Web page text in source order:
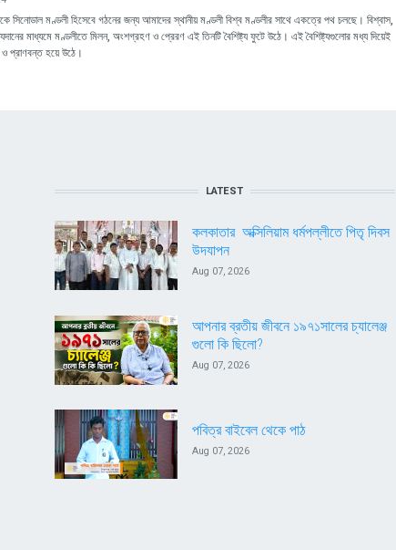
সিনোডাল মণ্ডলী হিসেবে গঠনের জন্য আমাদের স্থানীয় মণ্ডলী বিশ্ব মণ্ডলীর সাথে একত্রে পথ চলছে। বিশ্বাস,
মাধ্যমে মণ্ডলীতে মিলন, অংশগ্রহণ ও প্রেরণ এই তিনটি বৈশিষ্ট্য ফুটে উঠে। এই বৈশিষ্ট্যগুলোর মধ্য দিয়েই
প্রাণবন্ত হয়ে উঠে।
LATEST
কলকাতার অক্সিলিয়াম ধর্মপল্লীতে পিতৃ দিবস
উদযাপন
Aug 07, 2026
আপনার ব্রতীয় জীবনে ১৯৭১সালের চ্যালেঞ্জ
গুলো কি ছিলো?
Aug 07, 2026
পবিত্র বাইবেল থেকে পাঠ
Aug 07, 2026